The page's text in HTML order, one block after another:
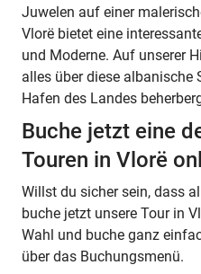
Juwelen auf einer
Vlorë bietet eine
und Moderne. Auf unserer
alles über diese albanische
Hafen des Landes
Buche jetzt eine
Touren in Vlorë
Willst du sicher sein, dass
buche jetzt unsere Tour in
Wahl und buche ganz
über das Buchungsmenü.